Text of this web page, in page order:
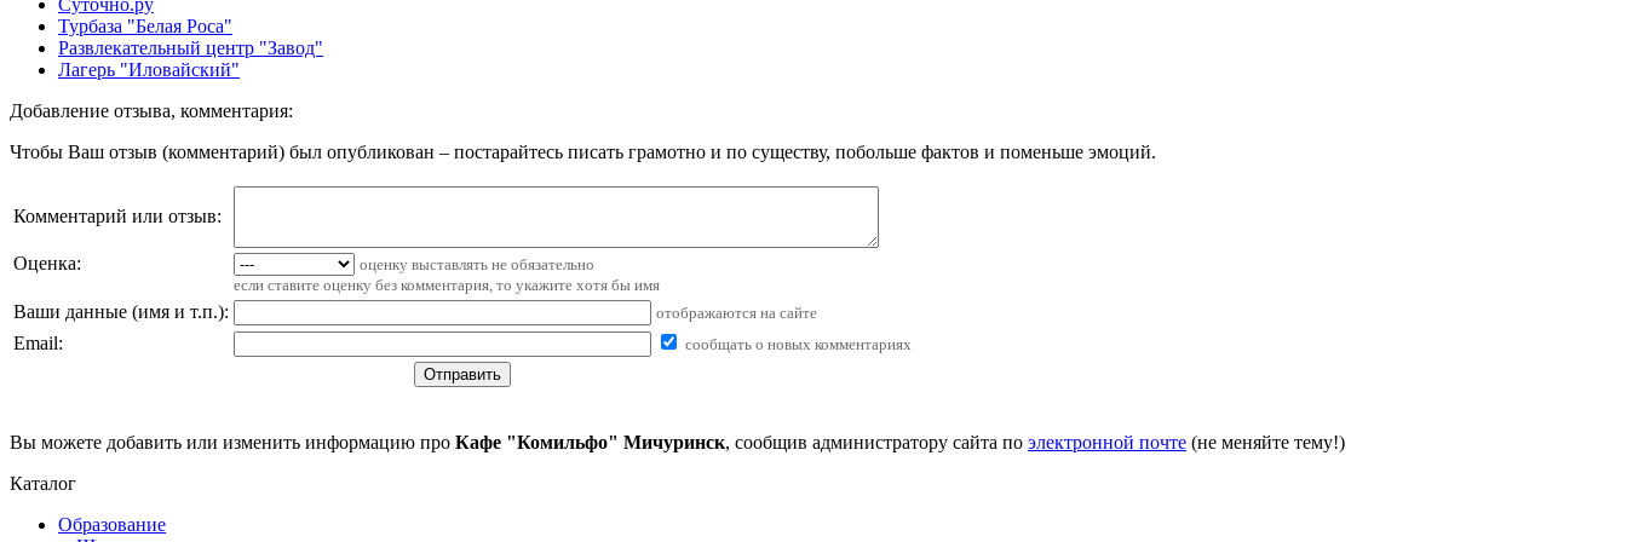
Турбаза "Белая Роса"
Развлекательный центр "Завод"
Лагерь "Иловайский"
Добавление отзыва, комментария:
Чтобы Ваш отзыв (комментарий) был опубликован – постарайтесь писать грамотно и по существу, побольше фактов и поменьше эмоций.
Комментарий или отзыв:
Оценка:
оценку выставлять не обязательно
если ставите оценку без комментария, то укажите хотя бы имя
Ваши данные (имя и т.п.): отображаются на сайте
Email: сообщать о новых комментариях
Вы можете добавить или изменить информацию про Кафе "Комильфо" Мичуринск, сообщив администратору сайта по электронной почте (не меняйте тему!)
Каталог
Образование